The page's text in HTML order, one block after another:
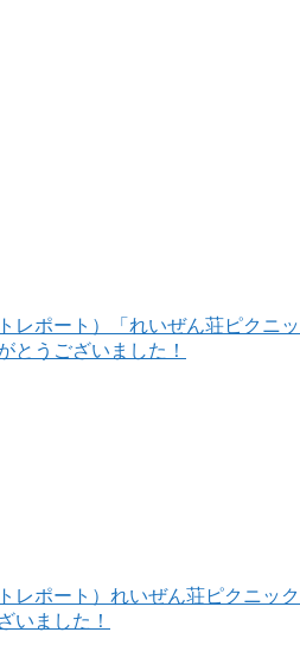
レポート）「れいぜん荘ピクニ
とうございました！
レポート）れいぜん荘ピクニッ
いました！